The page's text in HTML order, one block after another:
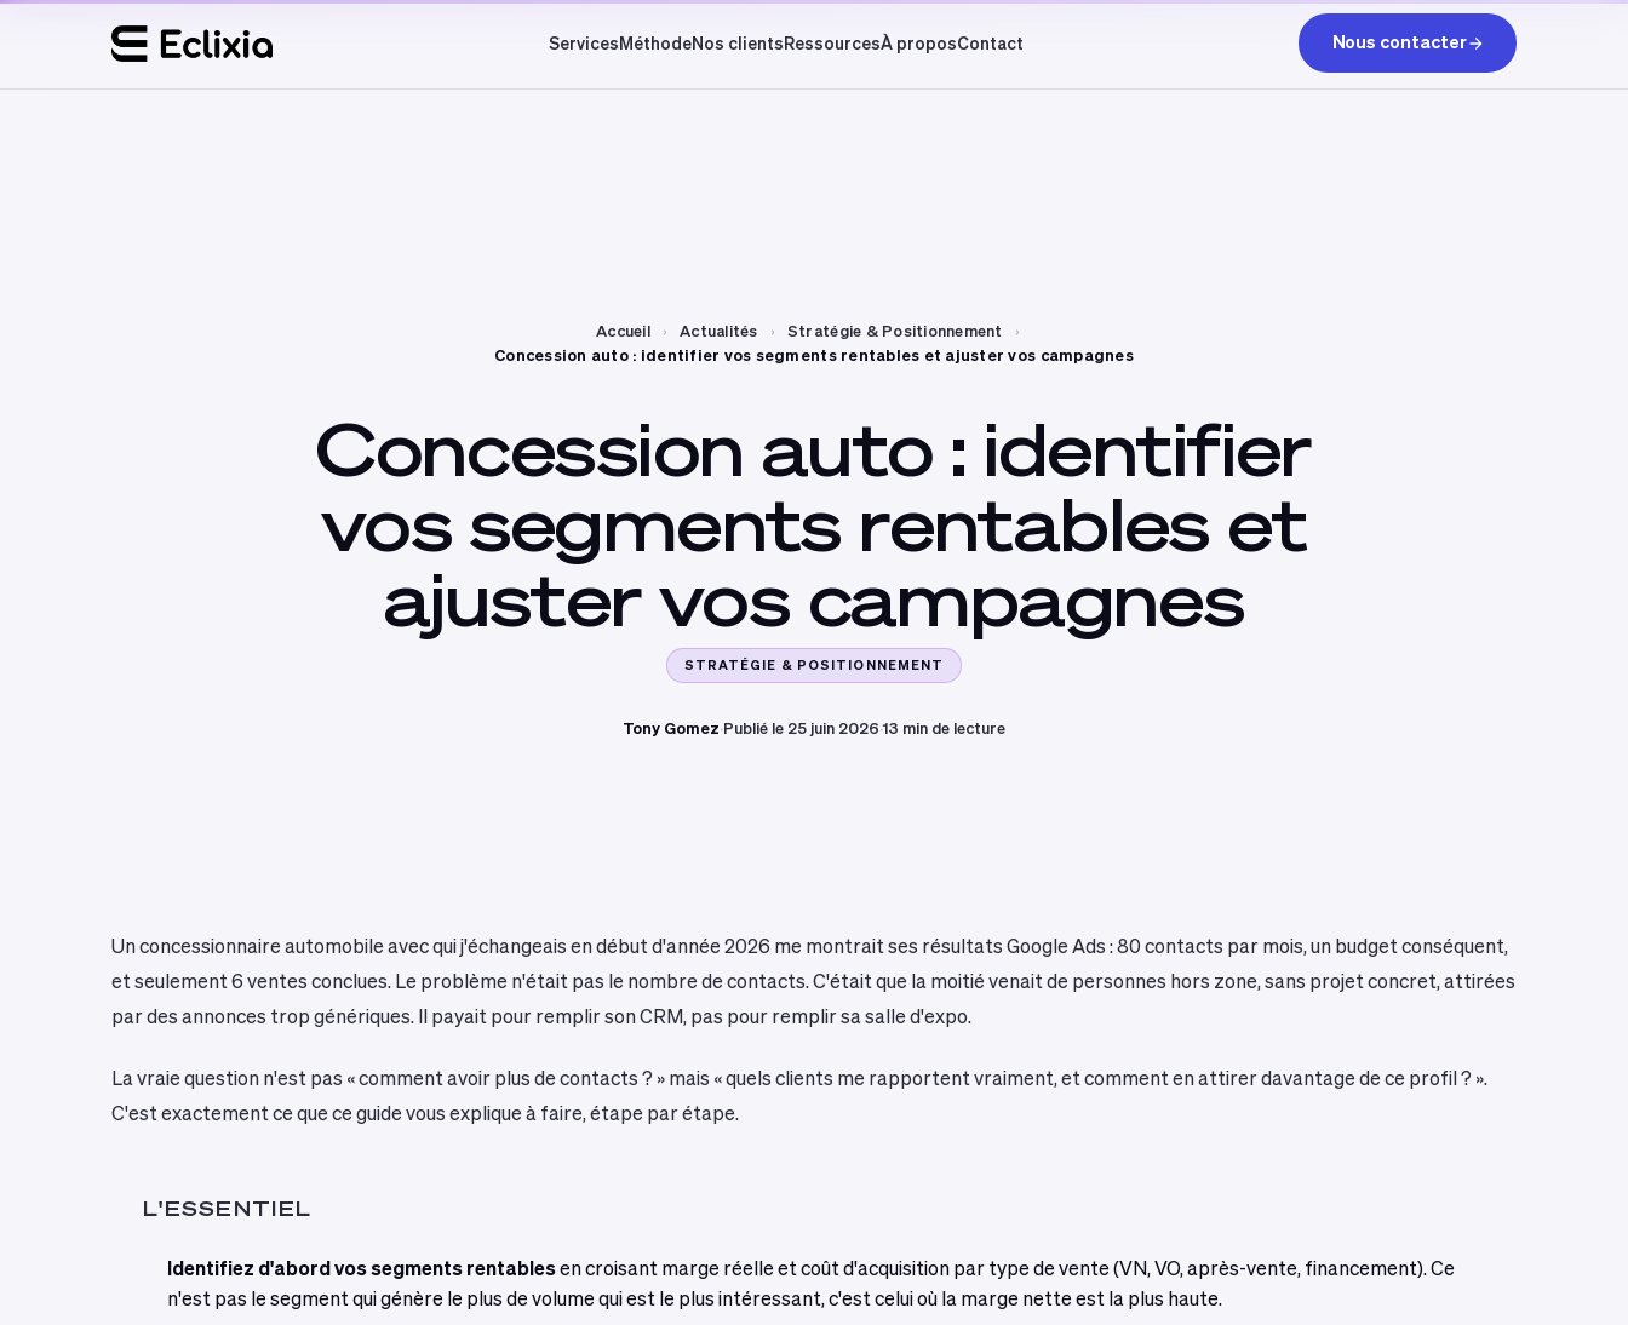
ServicesMéthodeNos clientsRessourcesÀ proposContact Nous contacter
Accueil › Actualités › Stratégie & Positionnement
›
Concession auto : identifier vos segments rentables et ajuster vos campagnes
Concession auto : identifier
vos segments rentables et
ajuster vos campagnes
STRATÉGIE & POSITIONNEMENT
Tony Gomez·Publié le 25 juin 2026·13 min de lecture
Un concessionnaire automobile avec qui j'échangeais en début d'année 2026 me montrait ses résultats Google Ads : 80 contacts par mois, un budget conséquent,
et seulement 6 ventes conclues. Le problème n'était pas le nombre de contacts. C'était que la moitié venait de personnes hors zone, sans projet concret, attirées
par des annonces trop génériques. Il payait pour remplir son CRM, pas pour remplir sa salle d'expo.
La vraie question n'est pas « comment avoir plus de contacts ? » mais « quels clients me rapportent vraiment, et comment en attirer davantage de ce profil ? ».
C'est exactement ce que ce guide vous explique à faire, étape par étape.
L'ESSENTIEL
Identifiez d'abord vos segments rentablesen croisant marge réelle et coût d'acquisition par type de vente (VN, VO, après-vente, financement). Ce
n'est pas le segment qui génère le plus de volume qui est le plus intéressant, c'est celui où la marge nette est la plus haute.